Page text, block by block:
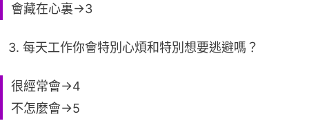
會藏在心裏→3
3. 每天工作你會特別心煩和特別想要逃避嗎？
很經常會→4
不怎麼會→5